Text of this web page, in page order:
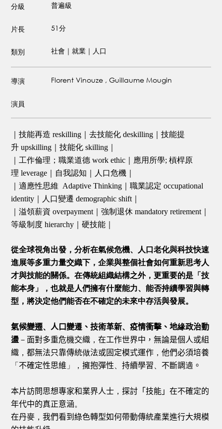
分級 普遍級
片長 51分
類別 社會｜就業｜人口
導演 Florent Vinouze , Guillaume Mougin
演員
｜技能再造 reskilling｜去技能化 deskilling｜技能提
升 upskilling｜技能化 skilling｜
｜工作倫理；職業道德 work ethic｜應用所學; 槓桿原
理 leverage｜自我認知｜人口危機｜
｜適應性思維 Adaptive Thinking｜職業認定 occupational
identity｜人口變遷 demographic shift｜
｜溢領薪資 overpayment｜強制退休 mandatory retirement｜
等級制度 hierarchy｜硬技能｜
從全球視角出發，分析在氣候危機、人口老化與科技快速
進展等多重力量交織下，企業與整個社會如何重新思考人
才與技能的關係。在傳統組織結構之外，更重要的是「技
能本身」，也就是人們擁有什麼能力、能否持續學習與轉
型，將決定他們能否在不確定的未來中存活與發展。
氣候變遷、 人口變遷 、技術革新、疫情衝擊、地緣政治動
盪 － 面對多重危機交織 ，在工作世界中，無論是個人或組
織 ，都無法只靠傳統做法或固定模式運作 ，他們必須培養
「 不確定性思維 」，擁抱彈性 、持續學習 不斷調適 。
本片訪問思想專家和業界人士 ，探討「技能」在不確定的
年代中的真正意涵。
在丹麥 ，我們看到綠色轉型如何帶動傳統產業進行大規模